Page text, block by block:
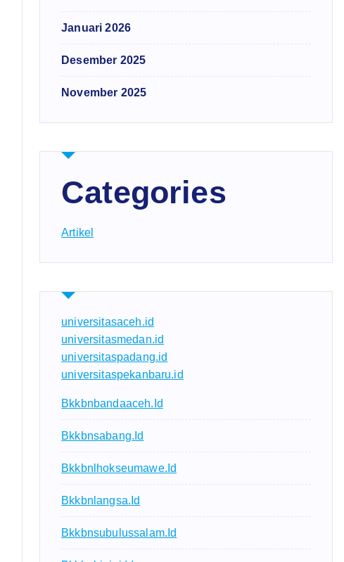
Januari 2026
Desember 2025
November 2025
Categories
Artikel
universitasaceh.id
universitasmedan.id
universitaspadang.id
universitaspekanbaru.id
Bkkbnbandaaceh.id
Bkkbnsabang.id
Bkkbnlhokseumawe.id
Bkkbnlangsa.id
Bkkbnsubulussalam.id